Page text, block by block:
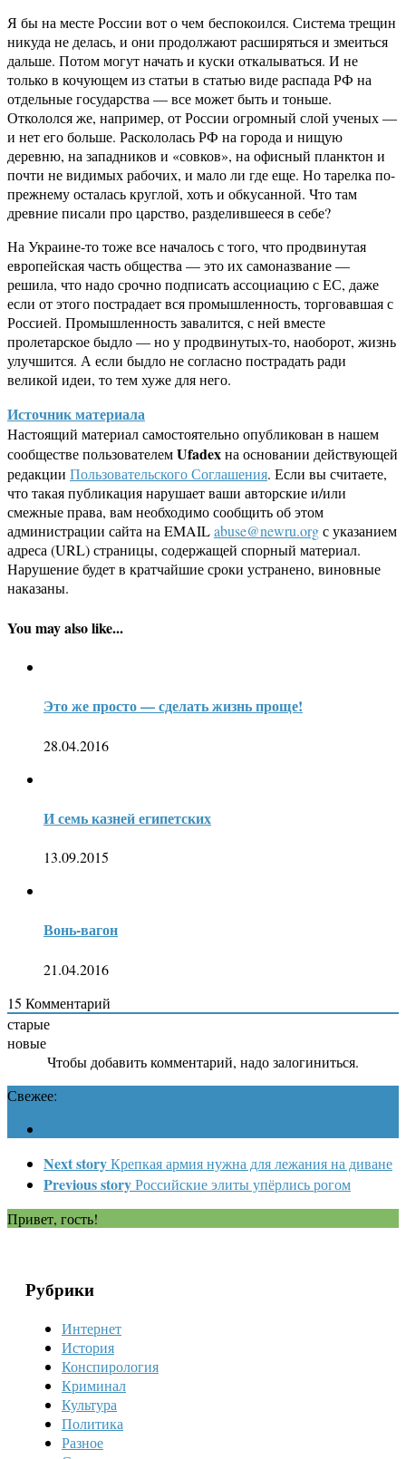
Я бы на месте России вот о чем беспокоился. Система трещин
никуда не делась, и они продолжают расширяться и змеиться
дальше. Потом могут начать и куски откалываться. И не
только в кочующем из статьи в статью виде распада РФ на
отдельные государства — все может быть и тоньше.
Откололся же, например, от России огромный слой ученых —
и нет его больше. Раскололась РФ на города и нищую
деревню, на западников и «совков», на офисный планктон и
почти не видимых рабочих, и мало ли где еще. Но тарелка по-
прежнему осталась круглой, хоть и обкусанной. Что там
древние писали про царство, разделившееся в себе?
На Украине-то тоже все началось с того, что продвинутая
европейская часть общества — это их самоназвание —
решила, что надо срочно подписать ассоциацию с ЕС, даже
если от этого пострадает вся промышленность, торговавшая с
Россией. Промышленность завалится, с ней вместе
пролетарское быдло — но у продвинутых-то, наоборот, жизнь
улучшится. А если быдло не согласно пострадать ради
великой идеи, то тем хуже для него.
Источник материала
Настоящий материал самостоятельно опубликован в нашем
сообществе пользователемUfadexна основании действующей
редакции Пользовательского Соглашения. Если вы считаете,
что такая публикация нарушает ваши авторские и/или
смежные права, вам необходимо сообщить об этом
администрации сайта на EMAILabuse@newru.orgс указанием
адреса (URL) страницы, содержащей спорный материал.
Нарушение будет в кратчайшие сроки устранено, виновные
наказаны.
You may also like...
Это же просто — сделать жизнь проще!
28.04.2016
И семь казней египетских
13.09.2015
Вонь-вагон
21.04.2016
15 Комментарий
старые
новые
Чтобы добавить комментарий, надо залогиниться.
Свежее:
Next storyКрепкая армия нужна для лежания на диване
Previous storyРоссийские элиты упёрлись рогом
Привет, гость!
Рубрики
Интернет
История
Конспирология
Криминал
Культура
Политика
Разное